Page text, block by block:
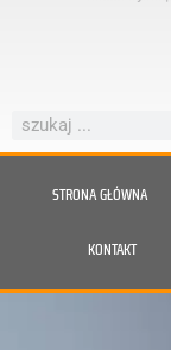
STRONA GŁÓWNA
KONTAKT